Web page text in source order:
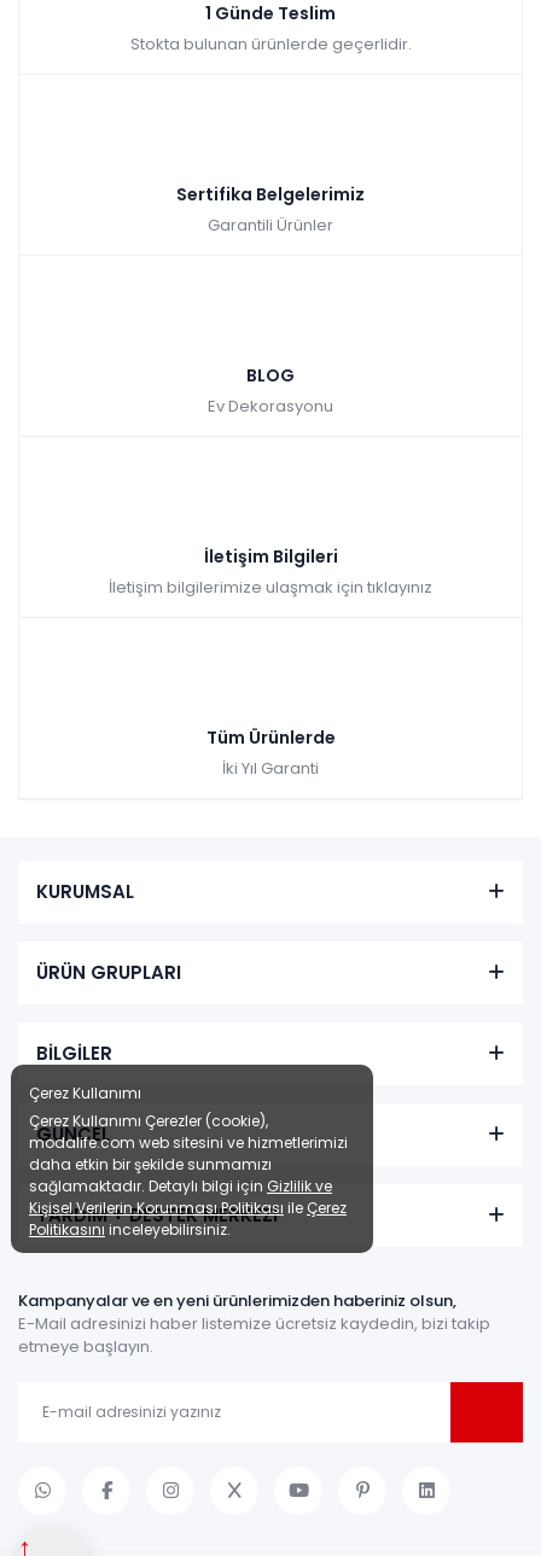
↑
1 Günde Teslim
Stokta bulunan ürünlerde geçerlidir.
Sertifika Belgelerimiz
Garantili Ürünler
BLOG
Ev Dekorasyonu
İletişim Bilgileri
İletişim bilgilerimize ulaşmak için tıklayınız
Tüm Ürünlerde
İki Yıl Garanti
KURUMSAL
ÜRÜN GRUPLARI
BİLGİLER
GÜNCEL
YARDIM + DESTEK MERKEZİ
Kampanyalar ve en yeni ürünlerimizden haberiniz olsun,
E-Mail adresinizi haber listemize ücretsiz kaydedin, bizi takip
etmeye başlayın.
Çerez Kullanımı
Çerez Kullanımı Çerezler (cookie),
modalife.com web sitesini ve hizmetlerimizi
daha etkin bir şekilde sunmamızı
sağlamaktadır. Detaylı bilgi için Gizlilik ve
Kişisel Verilerin Korunması Politikası ile Çerez
Politikasını inceleyebilirsiniz.